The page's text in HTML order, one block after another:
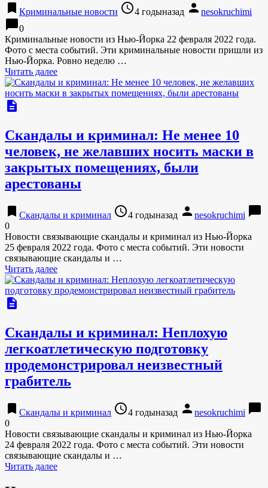
bookmark Криминальные новости access_time4 годыназад person nesokruchimi
chat_bubble0
Криминальные новости из Нью-Йорка 22 февраля 2022 года.
Фото с места событий. Эти криминальные новости пришли из
Нью-Йорка. Ровно неделю …
Читать далее
description
Скандалы и криминал: Не менее 10
человек, не желавших носить маски в
закрытых помещениях, были
арестованы
bookmark Скандалы и криминал access_time4 годыназад person nesokruchimi chat_bubble
0
Новости связывающие скандалы и криминал из Нью-Йорка
25 февраля 2022 года. Фото с места событий. Эти новости
связывающие скандалы и …
Читать далее
description
Скандалы и криминал: Неплохую
легкоатлетическую подготовку
продемонстрировал неизвестный
грабитель
bookmark Скандалы и криминал access_time4 годыназад person nesokruchimi chat_bubble
0
Новости связывающие скандалы и криминал из Нью-Йорка
24 февраля 2022 года. Фото с места событий. Эти новости
связывающие скандалы и …
Читать далее